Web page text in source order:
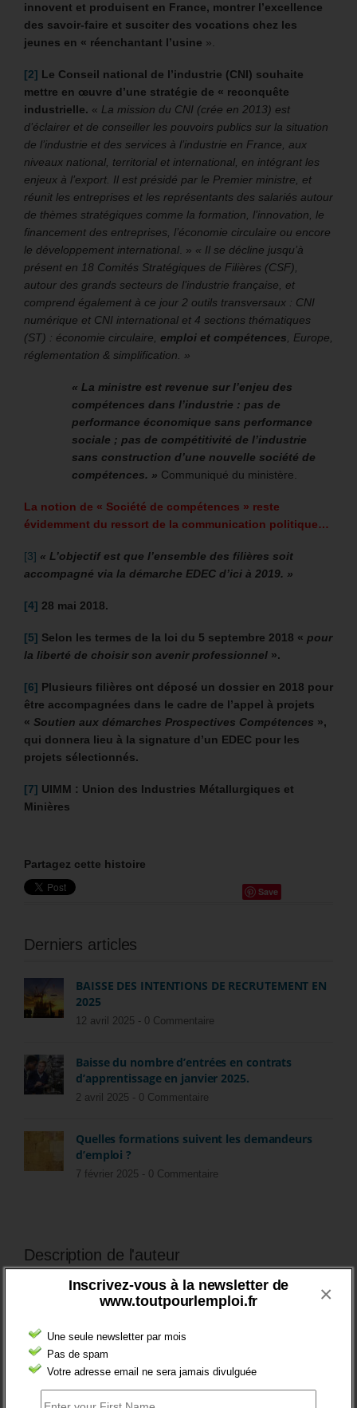
Inscrivez-vous à la newsletter de
www.toutpourlemploi.fr
Une seule newsletter par mois
Pas de spam
Votre adresse email ne sera jamais divulguée
×
innovent et produisent en France, montrer l’excellence
des savoir-faire et susciter des vocations chez les
jeunes en « réenchantant l’usine ».
[2] Le Conseil national de l’industrie (CNI) souhaite
mettre en œuvre d’une stratégie de « reconquête
industrielle. « La mission du CNI (crée en 2013) est
d’éclairer et de conseiller les pouvoirs publics sur la situation
de l’industrie et des services à l’industrie en France, aux
niveaux national, territorial et international, en intégrant les
enjeux à l’export. Il est présidé par le Premier ministre, et
réunit les entreprises et les représentants des salariés autour
de thèmes stratégiques comme la formation, l’innovation, le
financement des entreprises, l’économie circulaire ou encore
le développement international. » « Il se décline jusqu’à
présent en 18 Comités Stratégiques de Filières (CSF),
autour des grands secteurs de l’industrie française, et
comprend également à ce jour 2 outils transversaux : CNI
numérique et CNI international et 4 sections thématiques
(ST) : économie circulaire, emploi et compétences, Europe,
réglementation & simplification. »
« La ministre est revenue sur l’enjeu des
compétences dans l’industrie : pas de
performance économique sans performance
sociale ; pas de compétitivité de l’industrie
sans construction d’une nouvelle société de
compétences. » Communiqué du ministère.
La notion de « Société de compétences » reste
évidemment du ressort de la communication politique…
[3] « L’objectif est que l’ensemble des filières soit
accompagné via la démarche EDEC d’ici à 2019. »
[4] 28 mai 2018.
[5] Selon les termes de la loi du 5 septembre 2018 « pour
la liberté de choisir son avenir professionnel ».
[6] Plusieurs filières ont déposé un dossier en 2018 pour
être accompagnées dans le cadre de l’appel à projets
« Soutien aux démarches Prospectives Compétences »,
qui donnera lieu à la signature d’un EDEC pour les
projets sélectionnés.
[7] UIMM : Union des Industries Métallurgiques et
Minières
Partagez cette histoire
Save
Derniers articles
BAISSE DES INTENTIONS DE RECRUTEMENT EN
2025
12 avril 2025 - 0 Commentaire
Baisse du nombre d’entrées en contrats
d’apprentissage en janvier 2025.
2 avril 2025 - 0 Commentaire
Quelles formations suivent les demandeurs
d’emploi ?
7 février 2025 - 0 Commentaire
Description de l'auteur
Daniel Lamar mène des missions dans le
concernant les questions de jeunesse, de
formation professionnelle, de l’emploi et du
et l'animateur de ce blog.